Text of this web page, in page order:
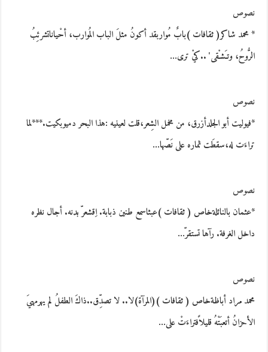
نصوص
* محمد شاكر( ثقافات )بابٌ مُواربقد أكونُ مثلَ الباب المُوارب، أحْياناتشرئِبُ
الرُّوحُ، وتـَشـْقى' ..كيْ ترى…
نصوص
*فيوليت أبو الجلدأزرق، من مخمل الشِعر،قلت لعينيه :هذا البحر دميوبكيت.***لما
تراءَت له،سقطَت ثماره على نَصّها…
نصوص
*عثمان بالنائلةخاص ( ثقافات )عبثاسمع طنين ذبابة. اِقشعرّ بدنه. أجال نظره
داخل الغرفة. رآها تستقرّ…
نصوص
محمد مراد أباظةخاص ( ثقافات )(المرآة)لا.. لا تصدِّق..ذاكَ الطفلُ لم يهرمهيَ
الأحزانُ أتعبَتْهُ قليلاًفتراءَتْ على…